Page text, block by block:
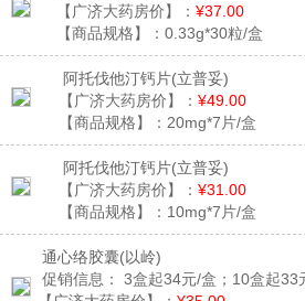
【广济大药房价】： ¥37.00
【商品规格】： 0.33g*30粒/盒
阿托伐他汀钙片(立普妥)
【广济大药房价】： ¥49.00
【商品规格】： 20mg*7片/盒
阿托伐他汀钙片(立普妥)
【广济大药房价】： ¥31.00
【商品规格】： 10mg*7片/盒
通心络胶囊(以岭)
促销信息：
3盒起34元/盒；10盒起33